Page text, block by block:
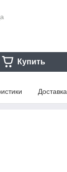
Купить
Доставка